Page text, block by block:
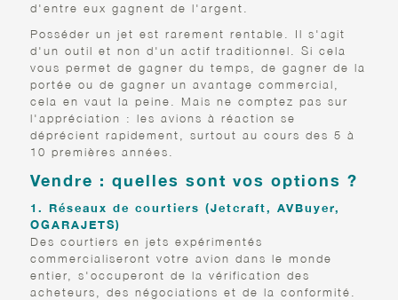
d'entre eux gagnent de l'argent.
Posséder un jet est rarement rentable. Il s'agit
d'un outil et non d'un actif traditionnel. Si cela
vous permet de gagner du temps, de gagner de la
portée ou de gagner un avantage commercial,
cela en vaut la peine. Mais ne comptez pas sur
l'appréciation : les avions à réaction se
déprécient rapidement, surtout au cours des 5 à
10 premières années.
Vendre : quelles sont vos options ?
1. Réseaux de courtiers (Jetcraft, AVBuyer,
OGARAJETS)
Des courtiers en jets expérimentés
commercialiseront votre avion dans le monde
entier, s'occuperont de la vérification des
acheteurs, des négociations et de la conformité.